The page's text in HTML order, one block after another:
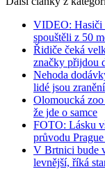
VIDEO: Hasiči
spouštěli z 50
Řidiče čeká
značky přijdou
Nehoda
lidé jsou zranění
Olomoucká
že jde o samce
FOTO: Lásku
průvodu
V Brtnici bude
levnější, říká